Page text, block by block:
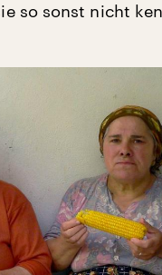
so sonst nicht